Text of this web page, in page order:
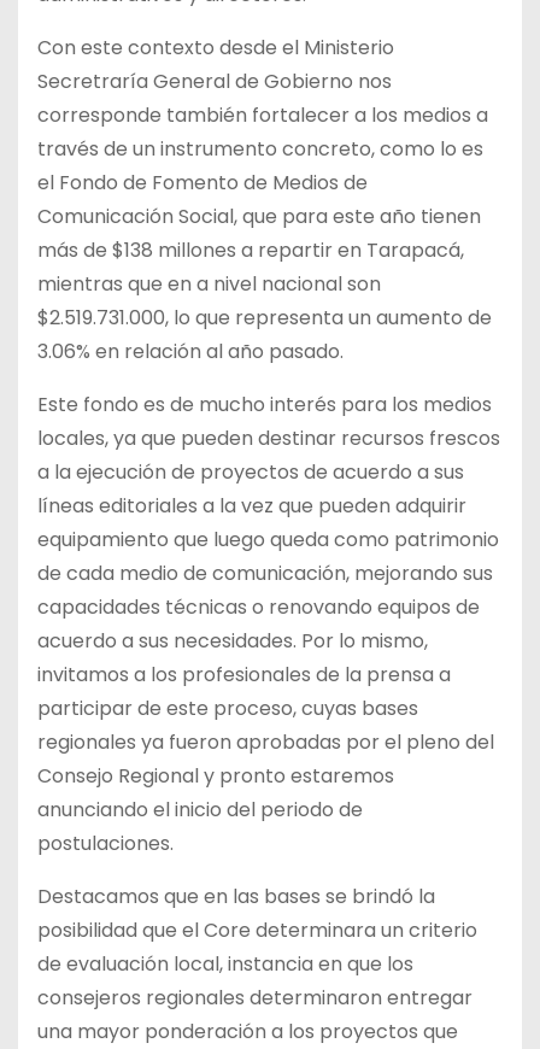
Con este contexto desde el Ministerio
Secretraría General de Gobierno nos
corresponde también fortalecer a los medios a
través de un instrumento concreto, como lo es
el Fondo de Fomento de Medios de
Comunicación Social, que para este año tienen
más de $138 millones a repartir en Tarapacá,
mientras que en a nivel nacional son
$2.519.731.000, lo que representa un aumento de
3.06% en relación al año pasado.
Este fondo es de mucho interés para los medios
locales, ya que pueden destinar recursos frescos
a la ejecución de proyectos de acuerdo a sus
líneas editoriales a la vez que pueden adquirir
equipamiento que luego queda como patrimonio
de cada medio de comunicación, mejorando sus
capacidades técnicas o renovando equipos de
acuerdo a sus necesidades. Por lo mismo,
invitamos a los profesionales de la prensa a
participar de este proceso, cuyas bases
regionales ya fueron aprobadas por el pleno del
Consejo Regional y pronto estaremos
anunciando el inicio del periodo de
postulaciones.
Destacamos que en las bases se brindó la
posibilidad que el Core determinara un criterio
de evaluación local, instancia en que los
consejeros regionales determinaron entregar
una mayor ponderación a los proyectos que